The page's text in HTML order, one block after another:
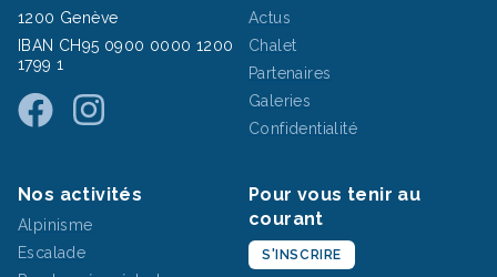
1200 Genève
IBAN CH95 0900 0000 1200
1799 1
Actus
Chalet
Partenaires
Galeries
Confidentialité
Nos activités
Alpinisme
Escalade
Pour vous tenir au
courant
S'INSCRIRE